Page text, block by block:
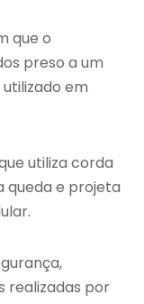
que o
preso a um
em
utiliza corda
queda e projeta
realizadas por